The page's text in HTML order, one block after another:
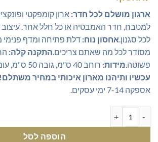
ארגון מושלם לכל חדר: ארון קומפקטי
למטבח, חדר האמבטיה או כל חלל אחר. עיצוב
לכל סגנון.אחסון נוח: דלת פתיחה ומדף
מסודר לכל מה שאתם צריכים.התקנה קלה:
פשוטה.מידות: רוחב 40 ס"מ, גובה 50 ס"מ, עומק 30 ס"מ.
עכשיו ותיהנו מארון איכותי במחיר משתלם!
אספקה 7-14 ימי עסקים.
הוספה לסל